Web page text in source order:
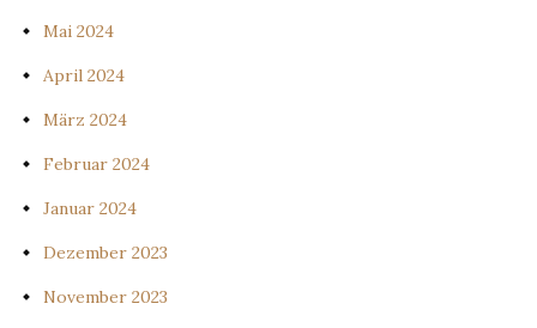
Mai 2024
April 2024
März 2024
Februar 2024
Januar 2024
Dezember 2023
November 2023